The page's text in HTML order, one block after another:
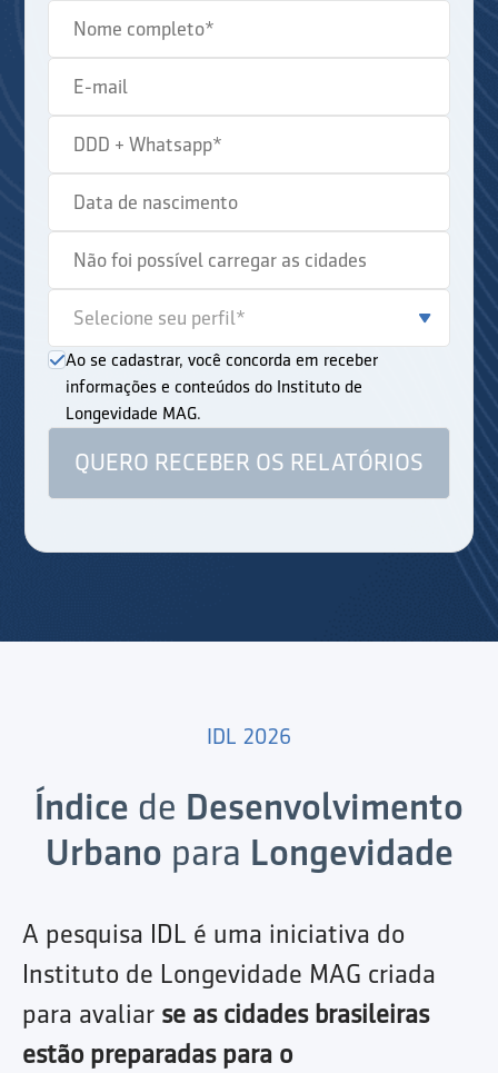
Ao se cadastrar, você concorda em receber
informações e conteúdos do Instituto de
Longevidade MAG.
IDL 2026
Índice de Desenvolvimento
Urbano para Longevidade
A pesquisa IDL é uma iniciativa do
Instituto de Longevidade MAG criada
para avaliar se as cidades brasileiras
estão preparadas para o